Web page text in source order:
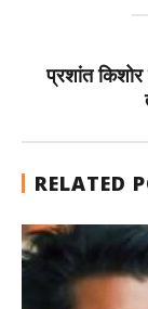
प्रशांत
RELATED